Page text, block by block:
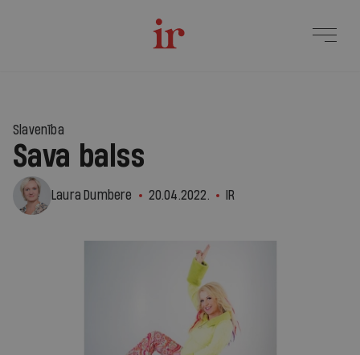
Slavenība
Sava balss
Laura Dumbere 20.04.2022. IR